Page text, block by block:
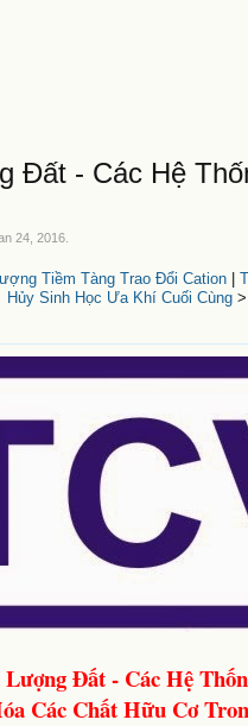
Đất - Các Hệ
24, 2016
Tiềm Tàng Trao Đổi Cation|
Hủy Sinh Học Ưa Khí Cuối Cùng >
Đất - Các Hệ
Các Chất Hữu Cơ